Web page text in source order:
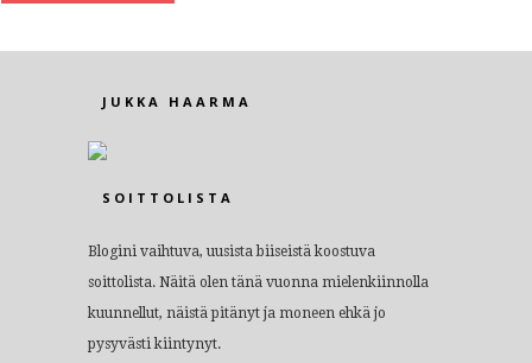
JUKKA HAARMA
SOITTOLISTA
Blogini vaihtuva, uusista biiseistä koostuva
soittolista. Näitä olen tänä vuonna mielenkiinnolla
kuunnellut, näistä pitänyt ja moneen ehkä jo
pysyvästi kiintynyt.